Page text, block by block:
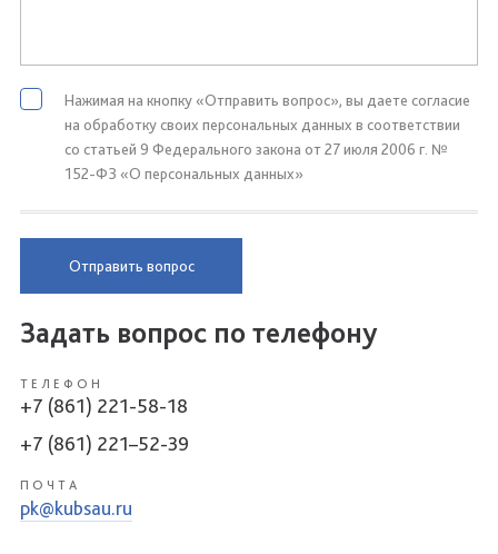
Нажимая на кнопку «Отправить вопрос», вы даете согласие
на обработку своих персональных данных в соответствии
со статьей 9 Федерального закона от 27 июля 2006 г. №
152-ФЗ «О персональных данных»
Отправить вопрос
Задать вопрос по телефону
ТЕЛЕФОН
+7 (861) 221-58-18
+7 (861) 221–52-39
ПОЧТА
pk@kubsau.ru